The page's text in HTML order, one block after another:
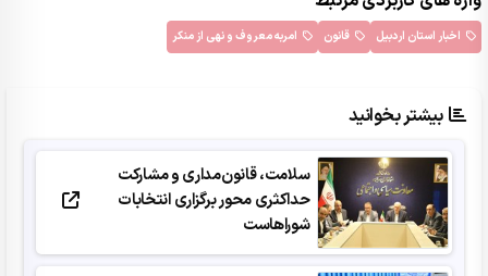
اخبار استان اردبیل قانون امربه معروف و نهی از منکر
بیشتر بخوانید
سلامت، قانون‌مداری و مشارکت
حداکثری محور برگزاری انتخابات
شوراهاست